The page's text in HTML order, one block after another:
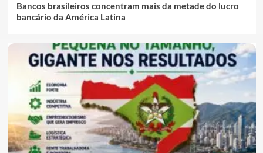
Bancos brasileiros concentram mais da metade do lucro
bancário da América Latina